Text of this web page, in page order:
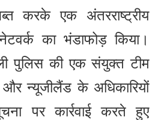
करके एक अंतरराष्ट्रीय
का भंडाफोड़ किया।
पुलिस की एक संयुक्त टीम
न्यूजीलैंड के अधिकारियों
पर कार्रवाई करते हुए